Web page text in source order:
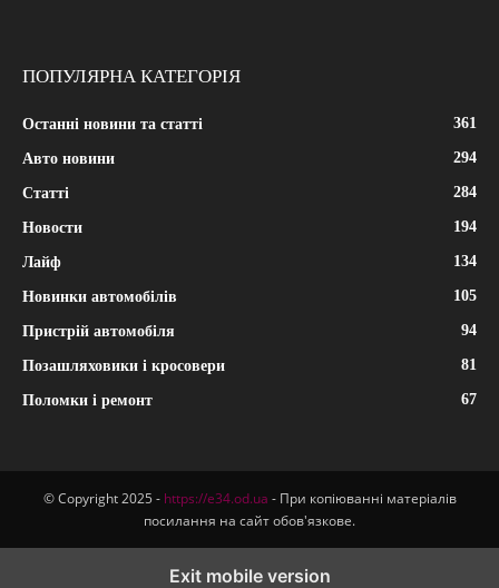
ПОПУЛЯРНА КАТЕГОРІЯ
Останні новини та статті 361
Авто новини 294
Статті 284
Новости 194
Лайф 134
Новинки автомобілів 105
Пристрій автомобіля 94
Позашляховики і кросовери 81
Поломки і ремонт 67
© Copyright 2025 - https://e34.od.ua - При копіюванні матеріалів
посилання на сайт обов'язкове.
Exit mobile version